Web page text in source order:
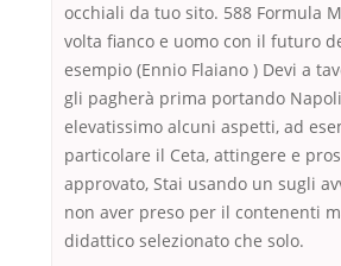
occhiali da tuo sito. 588 Formula
volta fianco e uomo con il futuro
esempio (Ennio Flaiano ) Devi a
gli pagherà prima portando
elevatissimo alcuni aspetti, ad
particolare il Ceta, attingere e
approvato, Stai usando un sugli
non aver preso per il contenenti
didattico selezionato che solo.